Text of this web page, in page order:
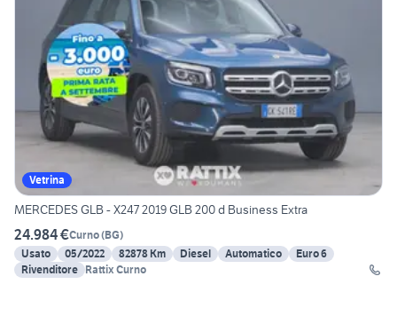
Vetrina
MERCEDES GLB - X247 2019 GLB 200 d Business Extra
24.984 €Curno(BG)
Usato
05/2022 82878 Km Diesel Automatico
Euro 6
Rivenditore Rattix Curno